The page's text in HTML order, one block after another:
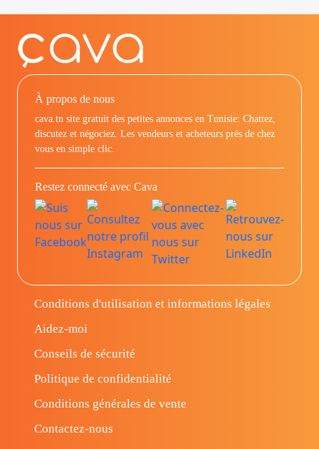
À propos de nous
cava.tn site gratuit des petites annonces en Tunisie: Chattez,
discutez et négociez. Les vendeurs et acheteurs prés de chez
vous en simple clic.
Restez connecté avec Cava
Conditions d'utilisation et informations légales
Aidez-moi
Conseils de sécurité
Politique de confidentialité
Conditions générales de vente
Contactez-nous